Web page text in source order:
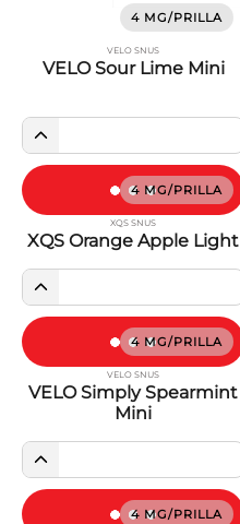
4 MG/PRILLA
VELO SNUS
VELO Sour Lime Mini
4 MG/PRILLA
XQS SNUS
XQS Orange Apple Light
4 MG/PRILLA
VELO SNUS
VELO Simply Spearmint
Mini
4 MG/PRILLA